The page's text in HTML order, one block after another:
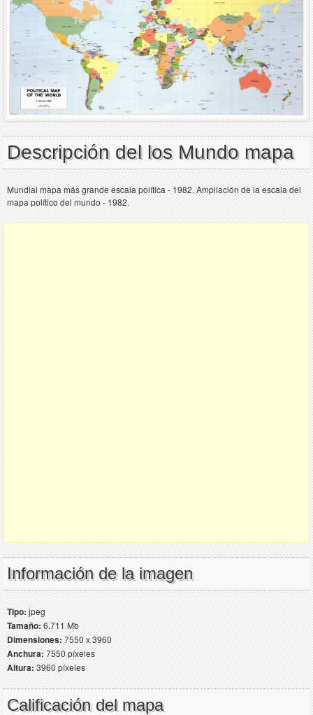
Descripción del los Mundo mapa
Mundial mapa más grande escala política - 1982. Ampliación de la escala del
mapa político del mundo - 1982.
Información de la imagen
Tipo:jpeg
Tamaño:6.711 Mb
Dimensiones:7550 x 3960
Anchura:7550 píxeles
Altura:3960 píxeles
Calificación del mapa